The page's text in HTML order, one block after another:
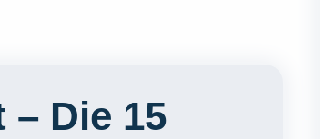
Die 15